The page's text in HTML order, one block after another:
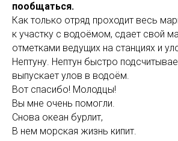
пообщаться.
Как только отряд проходит весь
к участку с водоёмом, сдает свой
отметками ведущих на станциях и
Нептуну. Нептун быстро
выпускает улов в водоём.
Вот спасибо! Молодцы!
Вы мне очень помогли.
Снова океан бурлит,
В нем морская жизнь кипит.